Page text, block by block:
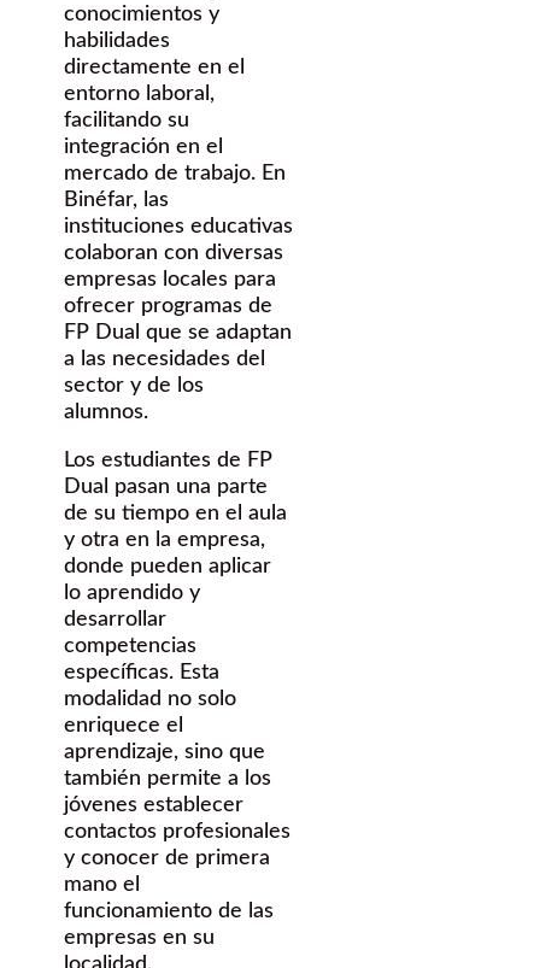
conocimientos y
habilidades
directamente en el
entorno laboral,
facilitando su
integración en el
mercado de trabajo. En
Binéfar, las
instituciones educativas
colaboran con diversas
empresas locales para
ofrecer programas de
FP Dual que se adaptan
a las necesidades del
sector y de los
alumnos.
Los estudiantes de FP
Dual pasan una parte
de su tiempo en el aula
y otra en la empresa,
donde pueden aplicar
lo aprendido y
desarrollar
competencias
específicas. Esta
modalidad no solo
enriquece el
aprendizaje, sino que
también permite a los
jóvenes establecer
contactos profesionales
y conocer de primera
mano el
funcionamiento de las
empresas en su